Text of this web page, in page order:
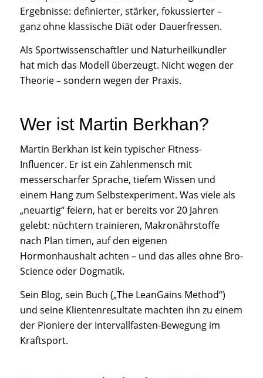
Ergebnisse: definierter, stärker, fokussierter –
ganz ohne klassische Diät oder Dauerfressen.
Als Sportwissenschaftler und Naturheilkundler
hat mich das Modell überzeugt. Nicht wegen der
Theorie – sondern wegen der Praxis.
Wer ist Martin Berkhan?
Martin Berkhan ist kein typischer Fitness-
Influencer. Er ist ein Zahlenmensch mit
messerscharfer Sprache, tiefem Wissen und
einem Hang zum Selbstexperiment. Was viele als
„neuartig“ feiern, hat er bereits vor 20 Jahren
gelebt: nüchtern trainieren, Makronährstoffe
nach Plan timen, auf den eigenen
Hormonhaushalt achten – und das alles ohne Bro-
Science oder Dogmatik.
Sein Blog, sein Buch („The LeanGains Method“)
und seine Klientenresultate machten ihn zu einem
der Pioniere der Intervallfasten-Bewegung im
Kraftsport.